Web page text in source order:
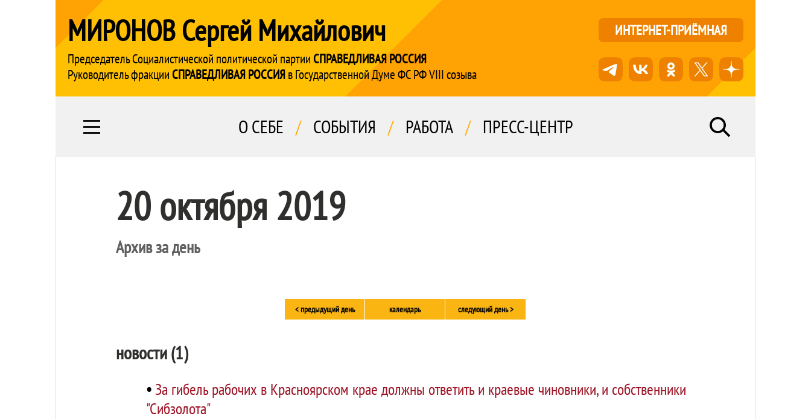
МИРОНОВ Сергей Михайлович
Председатель Социалистической политической партии СПРАВЕДЛИВАЯ РОССИЯ
Руководитель фракции СПРАВЕДЛИВАЯ РОССИЯв Государственной Думе ФС РФ VIII созыва
ИНТЕРНЕТ-ПРИЁМНАЯ
О СЕБЕ / СОБЫТИЯ / РАБОТА / ПРЕСС-ЦЕНТР
20 октября 2019
Архив за день
< предыдущий день календарь следующий день >
новости (1)
• За гибель рабочих в Красноярском крае должны ответить и краевые чиновники, и собственники
"Сибзолота"